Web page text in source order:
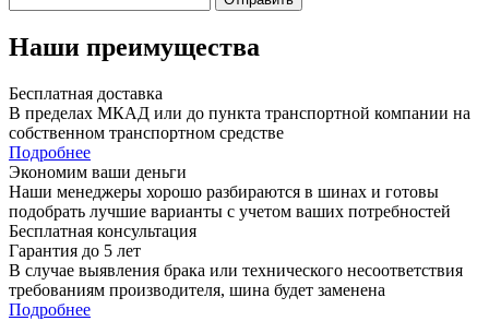
Наши преимущества
Бесплатная доставка
В пределах МКАД или до пункта транспортной компании на
собственном транспортном средстве
Подробнее
Экономим ваши деньги
Наши менеджеры хорошо разбираются в шинах и готовы
подобрать лучшие варианты с учетом ваших потребностей
Бесплатная консультация
Гарантия до 5 лет
В случае выявления брака или технического несоответствия
требованиям производителя, шина будет заменена
Подробнее